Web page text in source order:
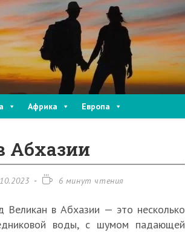
Африка Европа
Абхазии
Время6 минут чтения
Великан в Абхазии — это несколько
воды, с шумом падающей